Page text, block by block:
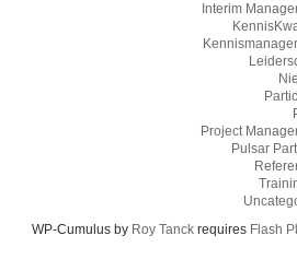
Interim
Project
Pulsar
WP-Cumulus by Roy Tanck requires Flash